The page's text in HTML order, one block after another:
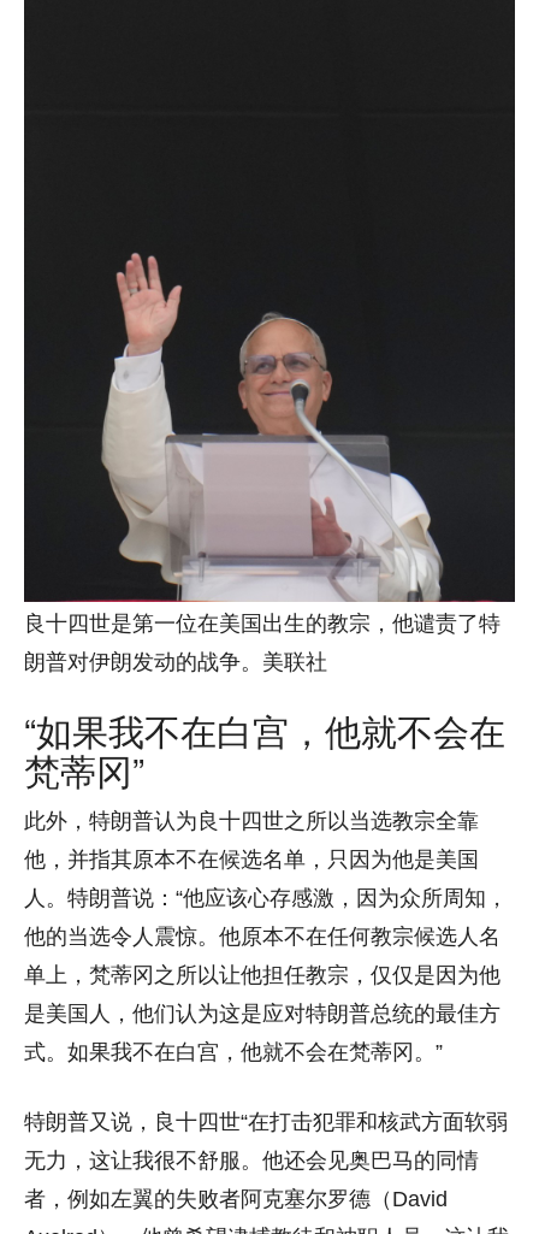
良十四世是第一位在美国出生的教宗，他谴责了特
朗普对伊朗发动的战争。美联社
“如果我不在白宫，他就不会在
梵蒂冈”
此外，特朗普认为良十四世之所以当选教宗全靠
他，并指其原本不在候选名单，只因为他是美国
人。特朗普说：“他应该心存感激，因为众所周知，
他的当选令人震惊。他原本不在任何教宗候选人名
单上，梵蒂冈之所以让他担任教宗，仅仅是因为他
是美国人，他们认为这是应对特朗普总统的最佳方
式。如果我不在白宫，他就不会在梵蒂冈。”
特朗普又说，良十四世“在打击犯罪和核武方面软弱
无力，这让我很不舒服。他还会见奥巴马的同情
者，例如左翼的失败者阿克塞尔罗德（David